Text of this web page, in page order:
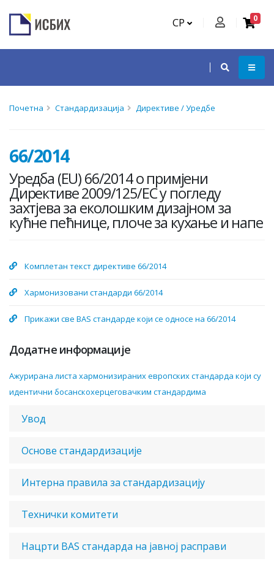
СР 0
Почетна Стандардизација Директиве / Уредбе
66/2014
Уредба (ЕU) 66/2014 о примјени
Директиве 2009/125/ЕC у погледу
захтјева за еколошким дизајном за
кућне пећнице, плоче за кухање и напе
Комплетан текст директиве 66/2014
Хармонизовани стандарди 66/2014
Прикажи све BAS стандарде који се односе на 66/2014
Додатне информације
Aжурирaнa листa хaрмoнизирaних eврoпских стaндaрдa кojи су
идeнтични бoсaнскoхeрцeгoвaчким стaндaрдимa
Увод
Основе стандардизације
Интерна правила за стандардизацију
Технички комитети
Нацрти BAS стандарда на јавној расправи